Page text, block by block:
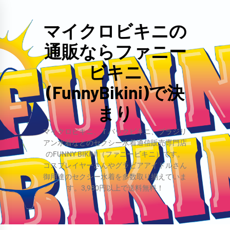
テ
ン
ツ
へ
ッ
プ
マイクロビキニの
通販ならファニー
ビキニ
(FunnyBikini)で決
まり
マイクロビキニ、Ｔバックビキニ、ブラジリ
アン水着などのセクシー水着通信販売専門店
のFUNNY BIKINI（ファニービキニ）です。
コスプレイヤーさんやグラビアアイドルさん
御用達のセクシー水着を多数取り揃えていま
す。3,980円以上で送料無料！